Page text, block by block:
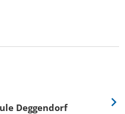
Deggendorf
Eine